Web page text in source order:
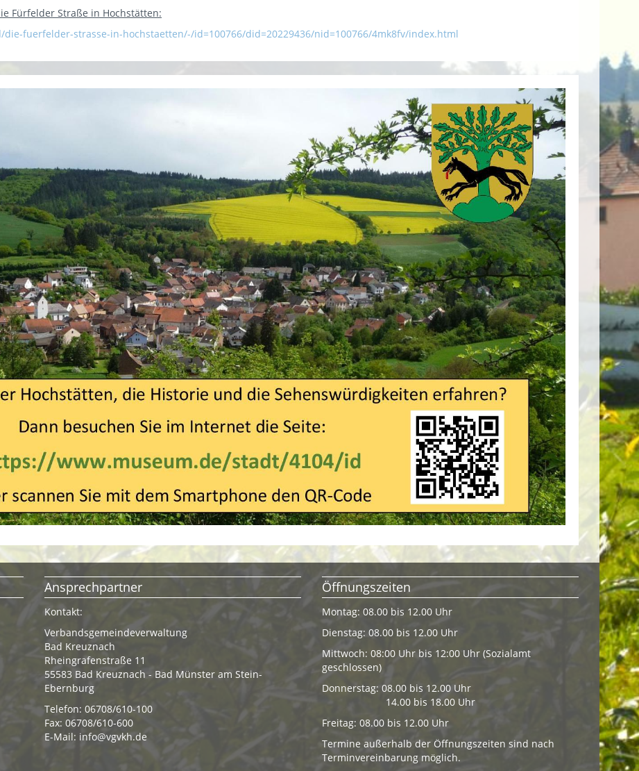
Fürfelder Straße in Hochstätten:
fuerfelder-strasse-in-hochstaetten/-/id=100766/did=20229436/nid=100766/4mk8fv/index.html
Ansprechpartner
Kontakt:
Verbandsgemeindeverwaltung
Bad Kreuznach
Rheingrafenstraße 11
55583 Bad Kreuznach - Bad Münster am Stein-
Ebernburg
Telefon: 06708/610-100
Fax: 06708/610-600
E-Mail: info@vgvkh.de
Öffnungszeiten
Montag: 08.00 bis 12.00 Uhr
Dienstag: 08.00 bis 12.00 Uhr
Mittwoch: 08:00 Uhr bis 12:00 Uhr (Sozialamt
geschlossen)
Donnerstag: 08.00 bis 12.00 Uhr
14.00 bis 18.00 Uhr
Freitag: 08.00 bis 12.00 Uhr
Termine außerhalb der Öffnungszeiten sind nach
Terminvereinbarung möglich.